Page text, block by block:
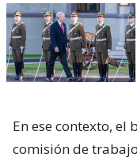
En ese contexto,
comisión de